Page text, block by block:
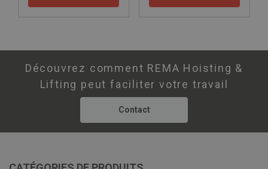
Découvrez comment REMA Hoisting &
Lifting peut faciliter votre travail
Contact